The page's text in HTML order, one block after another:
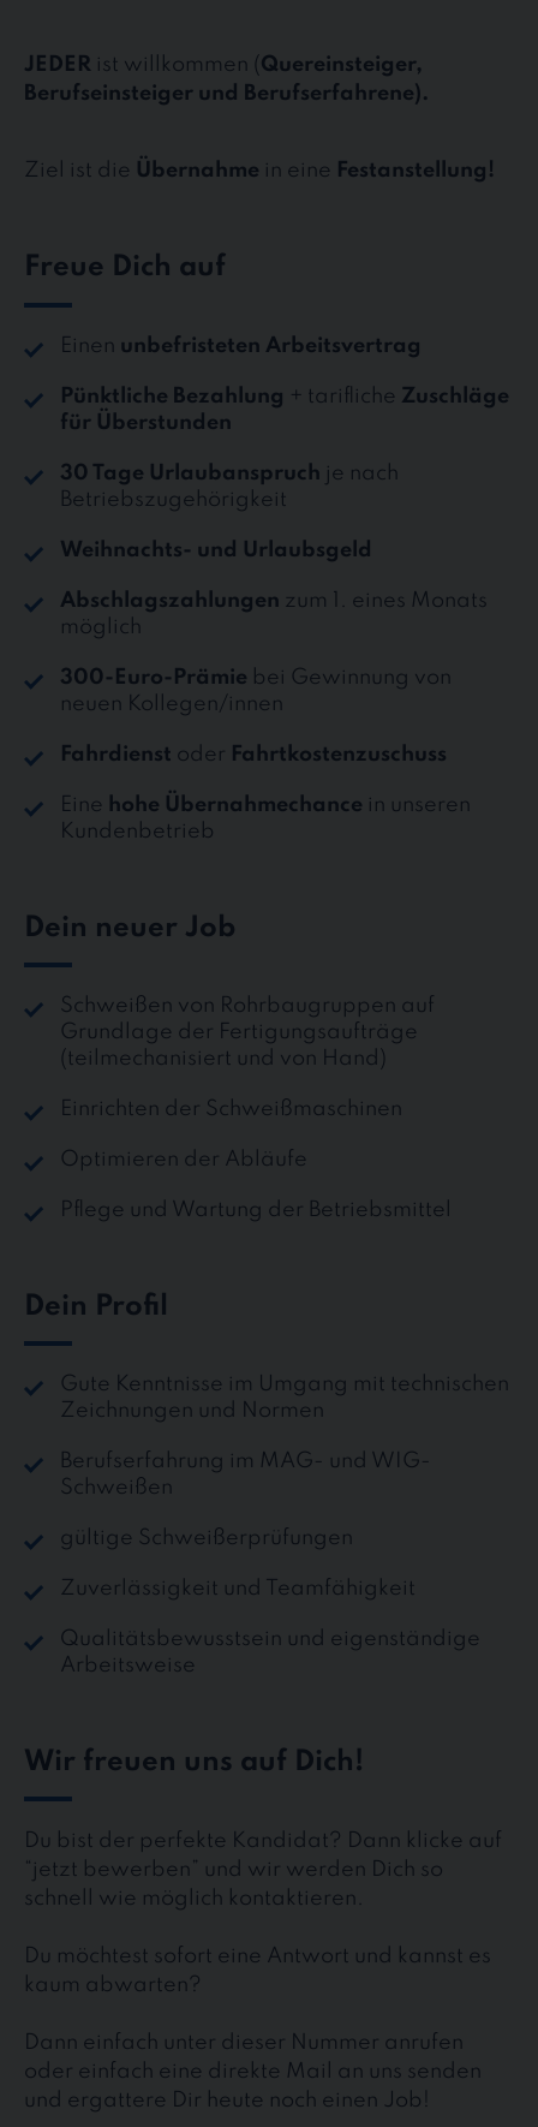
JEDER ist willkommen (Quereinsteiger,
Berufseinsteiger und Berufserfahrene).
Ziel ist die Übernahme in eine Festanstellung!
Freue Dich auf
Einen unbefristeten Arbeitsvertrag
Pünktliche Bezahlung + tarifliche Zuschläge
für Überstunden
30 Tage Urlaubanspruch je nach
Betriebszugehörigkeit
Weihnachts- und Urlaubsgeld
Abschlagszahlungen zum 1. eines Monats
möglich
300-Euro-Prämie bei Gewinnung von
neuen Kollegen/innen
Fahrdienst oder Fahrtkostenzuschuss
Eine hohe Übernahmechance in unseren
Kundenbetrieb
Dein neuer Job
Schweißen von Rohrbaugruppen auf
Grundlage der Fertigungsaufträge
(teilmechanisiert und von Hand)
Einrichten der Schweißmaschinen
Optimieren der Abläufe
Pflege und Wartung der Betriebsmittel
Dein Profil
Gute Kenntnisse im Umgang mit technischen
Zeichnungen und Normen
Berufserfahrung im MAG- und WIG-
Schweißen
gültige Schweißerprüfungen
Zuverlässigkeit und Teamfähigkeit
Qualitätsbewusstsein und eigenständige
Arbeitsweise
Wir freuen uns auf Dich!
Du bist der perfekte Kandidat? Dann klicke auf
“jetzt bewerben” und wir werden Dich so
schnell wie möglich kontaktieren.
Du möchtest sofort eine Antwort und kannst es
kaum abwarten?
Dann einfach unter dieser Nummer anrufen
oder einfach eine direkte Mail an uns senden
und ergattere Dir heute noch einen Job!